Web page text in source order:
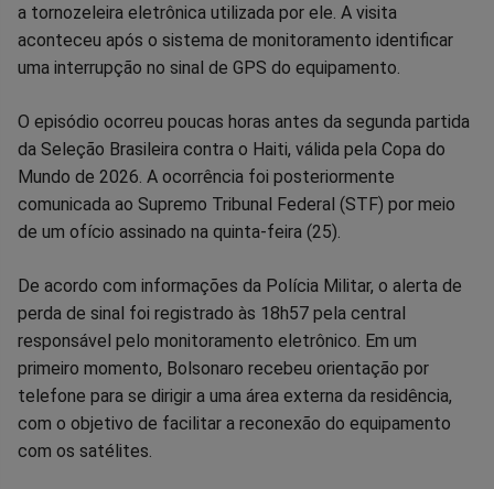
FacebookWhatsappTwitter MessengerTelegramGettr
a tornozeleira eletrônica utilizada por ele. A visita
aconteceu após o sistema de monitoramento identificar
uma interrupção no sinal de GPS do equipamento.
O episódio ocorreu poucas horas antes da segunda partida
da Seleção Brasileira contra o Haiti, válida pela Copa do
Mundo de 2026. A ocorrência foi posteriormente
comunicada ao Supremo Tribunal Federal (STF) por meio
de um ofício assinado na quinta-feira (25).
De acordo com informações da Polícia Militar, o alerta de
perda de sinal foi registrado às 18h57 pela central
responsável pelo monitoramento eletrônico. Em um
primeiro momento, Bolsonaro recebeu orientação por
telefone para se dirigir a uma área externa da residência,
com o objetivo de facilitar a reconexão do equipamento
com os satélites.